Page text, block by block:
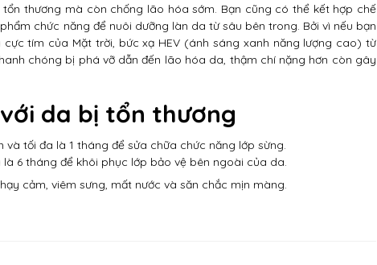
thương mà còn chống lão hóa sớm. Bạn cũng có thể kết hợp chế
chức năng để nuôi dưỡng làn da từ sâu bên trong. Bởi vì nếu bạn
tím của Mặt trời, bức xạ HEV (ánh sáng xanh năng lượng cao) từ
chóng bị phá vỡ dẫn đến lão hóa da, thậm chí nặng hơn còn gây
da bị tổn thương
tối đa là 1 tháng để sửa chữa chức năng lớp sừng.
6 tháng để khôi phục lớp bảo vệ bên ngoài của da.
cảm, viêm sưng, mất nước và săn chắc mịn màng.